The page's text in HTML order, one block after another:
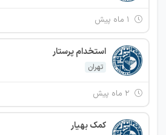
استخدام پرستار
تهران
کمک بهیار